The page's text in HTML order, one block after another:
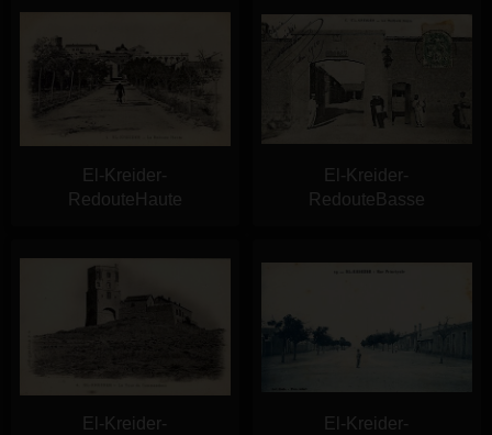
El-Kreider-
RedouteHaute
El-Kreider-
RedouteBasse
El-Kreider-
El-Kreider-